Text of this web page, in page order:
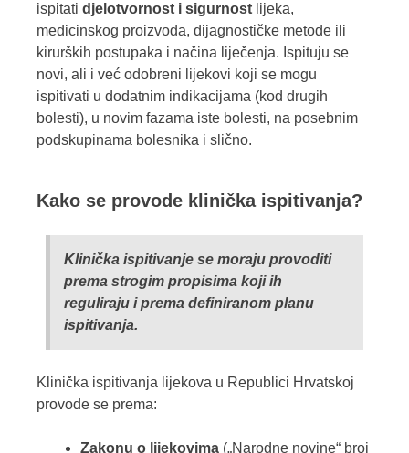
ispitati djelotvornost i sigurnost lijeka,
medicinskog proizvoda, dijagnostičke metode ili
kirurških postupaka i načina liječenja. Ispituju se
novi, ali i već odobreni lijekovi koji se mogu
ispitivati u dodatnim indikacijama (kod drugih
bolesti), u novim fazama iste bolesti, na posebnim
podskupinama bolesnika i slično.
Kako se provode klinička ispitivanja?
Klinička ispitivanje se moraju provoditi
prema strogim propisima koji ih
reguliraju i prema definiranom planu
ispitivanja.
Klinička ispitivanja lijekova u Republici Hrvatskoj
provode se prema:
Zakonu o lijekovima („Narodne novine“ broj